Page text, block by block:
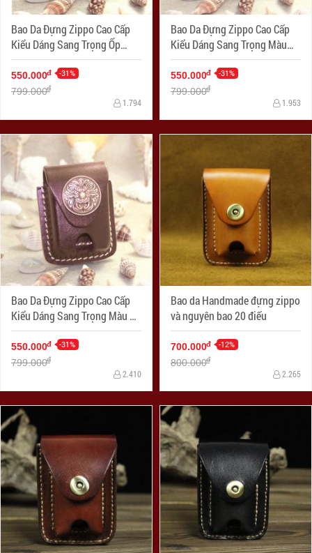
Bao Da Đựng Zippo Cao Cấp
Kiểu Dáng Sang Trọng Ốp
Hình
550.000đ -31%
799.000đ
1.794
Bao Da Đựng Zippo Cao Cấp
Kiểu Dáng Sang Trọng Màu
Đen Nhạt Ốp Hình
550.000đ -31%
799.000đ
1.953
Bao Da Đựng Zippo Cao Cấp
Kiểu Dáng Sang Trọng Màu Da
Nhạt Ốp Hình
550.000đ -31%
799.000đ
2.410
Bao da Handmade đựng zippo
và nguyên bao 20 điếu
700.000đ -12%
800.000đ
2.265